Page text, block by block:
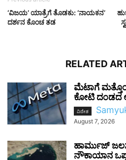
‘ವಿಜಯ’ ಯಾತ್ರೆಗೆ ತೊಡಕು: ‘ನಾಯಕನ’
ದರ್ಶನ ಕೊಂಚ ತಡ
RELATED
ಮೆಟಾಗೆ
ಕೋಟಿ ದಂಡದ
ವಿದೇಶ
August 7, 2026
ಹಾರ್ಮುಜ್
ನೌಕಾಯಾನ